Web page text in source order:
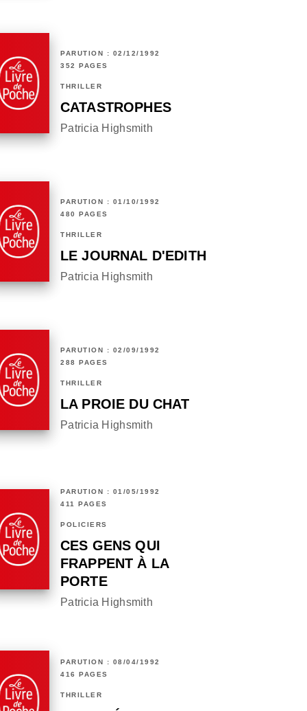
PARUTION : 02/12/1992
352 PAGES
THRILLER
CATASTROPHES
Patricia Highsmith
PARUTION : 01/10/1992
480 PAGES
THRILLER
LE JOURNAL D'EDITH
Patricia Highsmith
PARUTION : 02/09/1992
288 PAGES
THRILLER
LA PROIE DU CHAT
Patricia Highsmith
PARUTION : 01/05/1992
411 PAGES
POLICIERS
CES GENS QUI
FRAPPENT À LA
PORTE
Patricia Highsmith
PARUTION : 08/04/1992
416 PAGES
THRILLER